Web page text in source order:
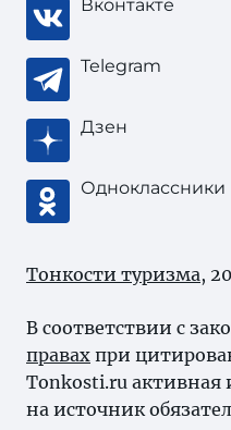
Вконтакте
Telegram
Дзен
Одноклассники
Тонкости туризма,
В соответствии с
правах при
Tonkosti.ru активная
на источник